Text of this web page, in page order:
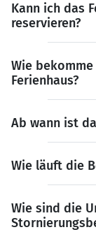
Kann ich das
reservieren?
Wie
Ferienhaus?
Ab wann ist
Wie läuft die
Wie sind die